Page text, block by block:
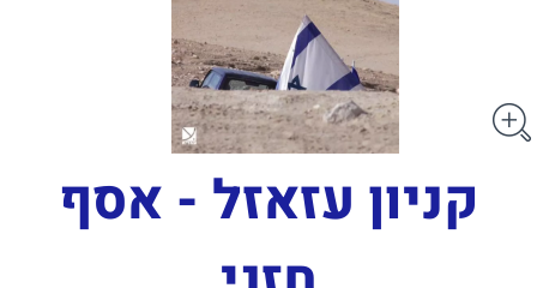
קניון עזאזל - אסף